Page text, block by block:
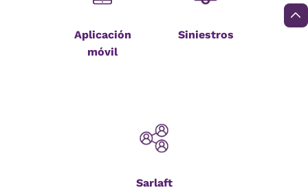
Aplicación
móvil
Siniestros
Sarlaft